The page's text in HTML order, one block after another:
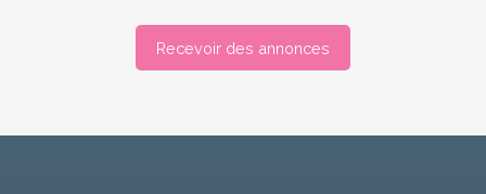
Recevoir des annonces